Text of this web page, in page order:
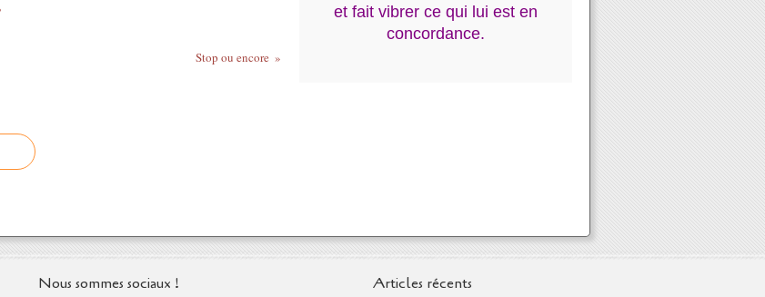
Stop ou encore
et fait vibrer ce qui lui est en
concordance.
Nous sommes sociaux ! Articles récents